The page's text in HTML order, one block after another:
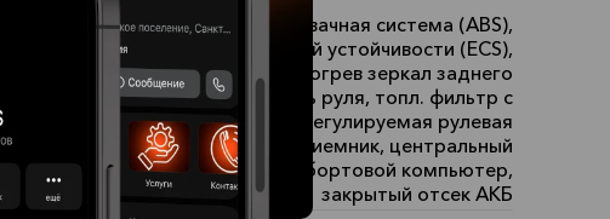
Описание:
Антипробуксовачная система (АBS),
система курсовой устойчивости (ECS),
электростеклоподъемники, обогрев зеркал заднего
вида, гидроусилитель руля, топл. фильтр с
сепаратором и подогревом, регулируемая рулевая
колонка, магнитола AM\FM приемник, центральный
замок, комфортное сиденье, бортовой компьютер,
закрытый отсек АКБ